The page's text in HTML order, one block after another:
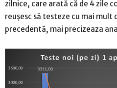
zilnice, care arată că de 4 zile
reușesc să testeze cu mai mult
precedentă, mai precizeaza